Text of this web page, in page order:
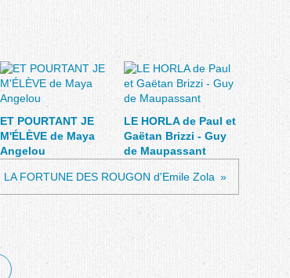
ET POURTANT JE
M'ÉLÈVE de Maya
Angelou
LE HORLA de Paul et
Gaëtan Brizzi - Guy
de Maupassant
LA FORTUNE DES ROUGON d'Emile Zola